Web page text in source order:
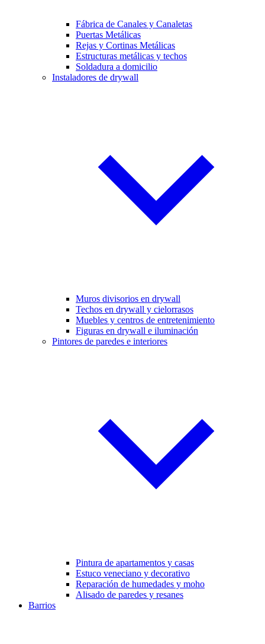
Fábrica de Canales y Canaletas
Puertas Metálicas
Rejas y Cortinas Metálicas
Estructuras metálicas y techos
Soldadura a domicilio
Instaladores de drywall
Muros divisorios en drywall
Techos en drywall y cielorrasos
Muebles y centros de entretenimiento
Figuras en drywall e iluminación
Pintores de paredes e interiores
Pintura de apartamentos y casas
Estuco veneciano y decorativo
Reparación de humedades y moho
Alisado de paredes y resanes
Barrios